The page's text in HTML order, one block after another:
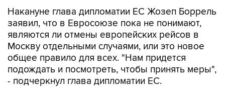
Накануне глава дипломатии ЕС Жозеп Боррель
заявил, что в Евросоюзе пока не понимают,
являются ли отмены европейских рейсов в
Москву отдельными случаями, или это новое
общее правило для всех. "Нам придется
подождать и посмотреть, чтобы принять меры",
- подчеркнул глава дипломатии ЕС.